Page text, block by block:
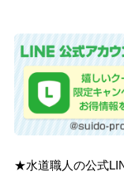
★水道職人の公式